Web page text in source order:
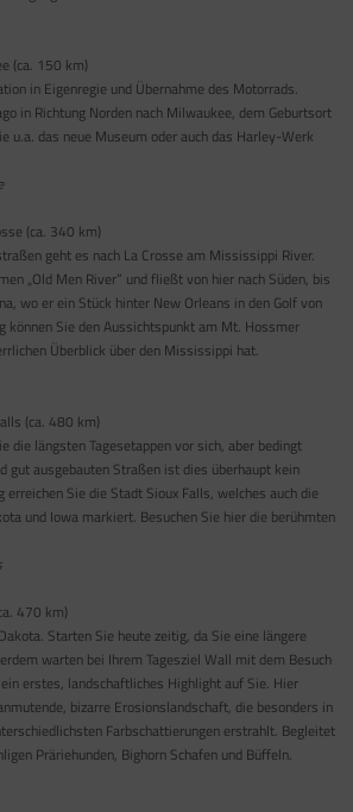
(ca. 150 km)
in Eigenregie und Übernahme des Motorrads.
in Richtung Norden nach Milwaukee, dem Geburtsort
u.a. das neue Museum oder auch das Harley-Werk
(ca. 340 km)
geht es nach La Crosse am Mississippi River.
„Old Men River” und fließt von hier nach Süden, bis
wo er ein Stück hinter New Orleans in den Golf von
können Sie den Aussichtspunkt am Mt. Hossmer
Überblick über den Mississippi hat.
(ca. 480 km)
die längsten Tagesetappen vor sich, aber bedingt
gut ausgebauten Straßen ist dies überhaupt kein
erreichen Sie die Stadt Sioux Falls, welches auch die
und Iowa markiert. Besuchen Sie hier die berühmten
470 km)
Starten Sie heute zeitig, da Sie eine längere
warten bei Ihrem Tagesziel Wall mit dem Besuch
erstes, landschaftliches Highlight auf Sie. Hier
bizarre Erosionslandschaft, die besonders in
Farbschattierungen erstrahlt. Begleitet
Präriehunden, Bighorn Schafen und Büffeln.